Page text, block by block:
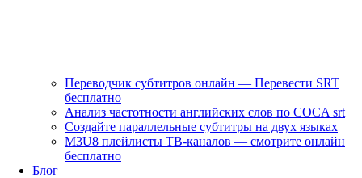
Переводчик субтитров онлайн — Перевести SRT
бесплатно
Анализ частотности английских слов по COCA srt
Создайте параллельные субтитры на двух языках
M3U8 плейлисты ТВ‑каналов — смотрите онлайн
бесплатно
Блог